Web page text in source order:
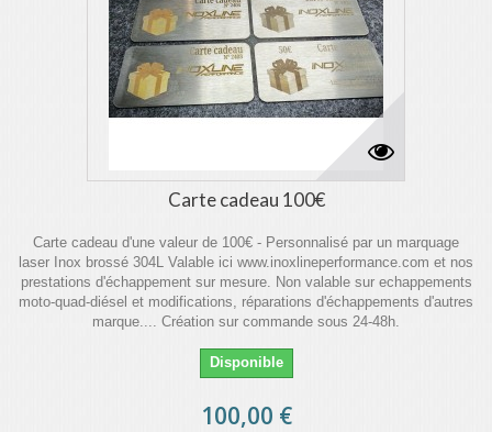
Carte cadeau 100€
Carte cadeau d'une valeur de 100€ - Personnalisé par un marquage
laser Inox brossé 304L Valable ici www.inoxlineperformance.com et nos
prestations d'échappement sur mesure. Non valable sur echappements
moto-quad-diésel et modifications, réparations d'échappements d'autres
marque.... Création sur commande sous 24-48h.
Disponible
100,00 €